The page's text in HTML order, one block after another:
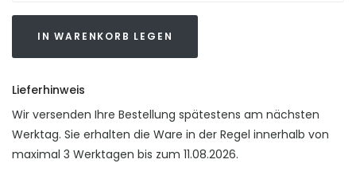
IN WARENKORB LEGEN
Lieferhinweis
Wir versenden Ihre Bestellung spätestens am nächsten
Werktag. Sie erhalten die Ware in der Regel innerhalb von
maximal 3 Werktagen bis zum 11.08.2026.